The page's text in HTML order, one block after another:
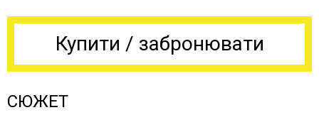
Купити / забронювати
СЮЖЕТ